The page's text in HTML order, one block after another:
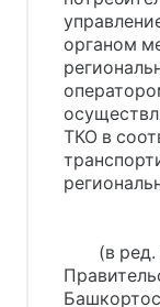
органом
ТКО в
(в